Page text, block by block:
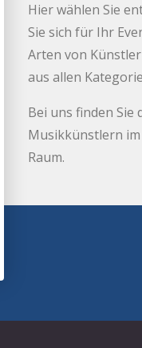
Hier wählen Sie
Sie sich für Ihr
Arten von
aus allen
Bei uns finden Sie
Musikkünstlern
Raum.